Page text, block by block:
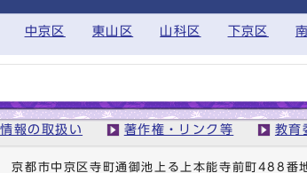
中京区 東山区 山科区 下京区
報の取扱い 著作権・リンク等 教育
都市中京区寺町通御池上る上本能寺前町488